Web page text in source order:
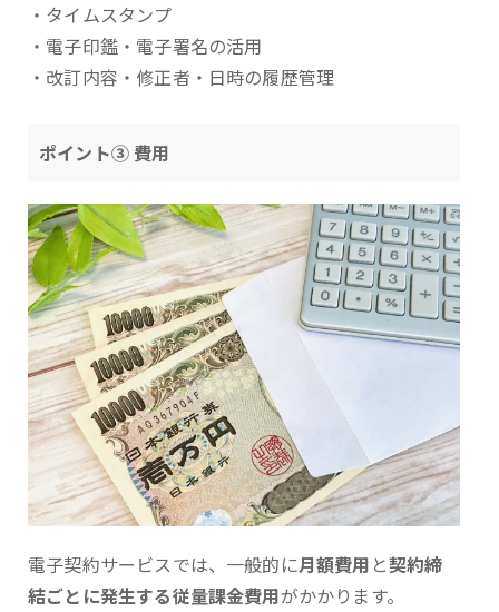
・タイムスタンプ
・電子印鑑・電子署名の活用
・改訂内容・修正者・日時の履歴管理
ポイント③ 費用
電子契約サービスでは、一般的に月額費用 と契約締
結ごとに発生する従量課金費用がかかります。